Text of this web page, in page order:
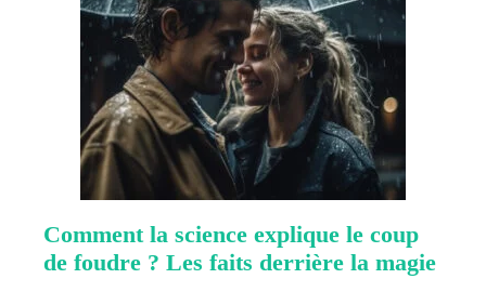
Comment la science explique le coup
de foudre ? Les faits derrière la magie